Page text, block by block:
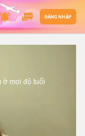
ĐĂNG NHẬP
ở mọi độ tuổi